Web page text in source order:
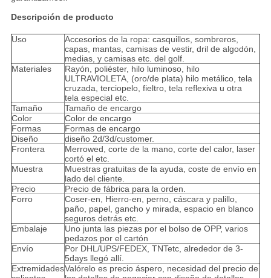
Descripción de producto
Uso
Accesorios de la ropa: casquillos, sombreros,
capas, mantas, camisas de vestir, dril de algodón,
medias, y camisas etc. del golf.
Materiales
Rayón, poliéster, hilo luminoso, hilo
ULTRAVIOLETA, (oro/de plata) hilo metálico, tela
cruzada, terciopelo, fieltro, tela reflexiva u otra
tela especial etc.
Tamaño
Tamaño de encargo
Color
Color de encargo
Formas
Formas de encargo
Diseño
diseño 2d/3d/customer.
Frontera
Merrowed, corte de la mano, corte del calor, laser
cortó el etc.
Muestra
Muestras gratuitas de la ayuda, coste de envío en
lado del cliente.
Precio
Precio de fábrica para la orden.
Forro
Coser-en, Hierro-en, perno, cáscara y palillo,
paño, papel, gancho y mirada, espacio en blanco
seguros detrás etc.
Embalaje
Uno junta las piezas por el bolso de OPP, varios
pedazos por el cartón
Envío
Por DHL/UPS/FEDEX, TNTetc, alrededor de 3-
5days llegó allí.
ExtremidadesValórelo es precio áspero, necesidad del precio de